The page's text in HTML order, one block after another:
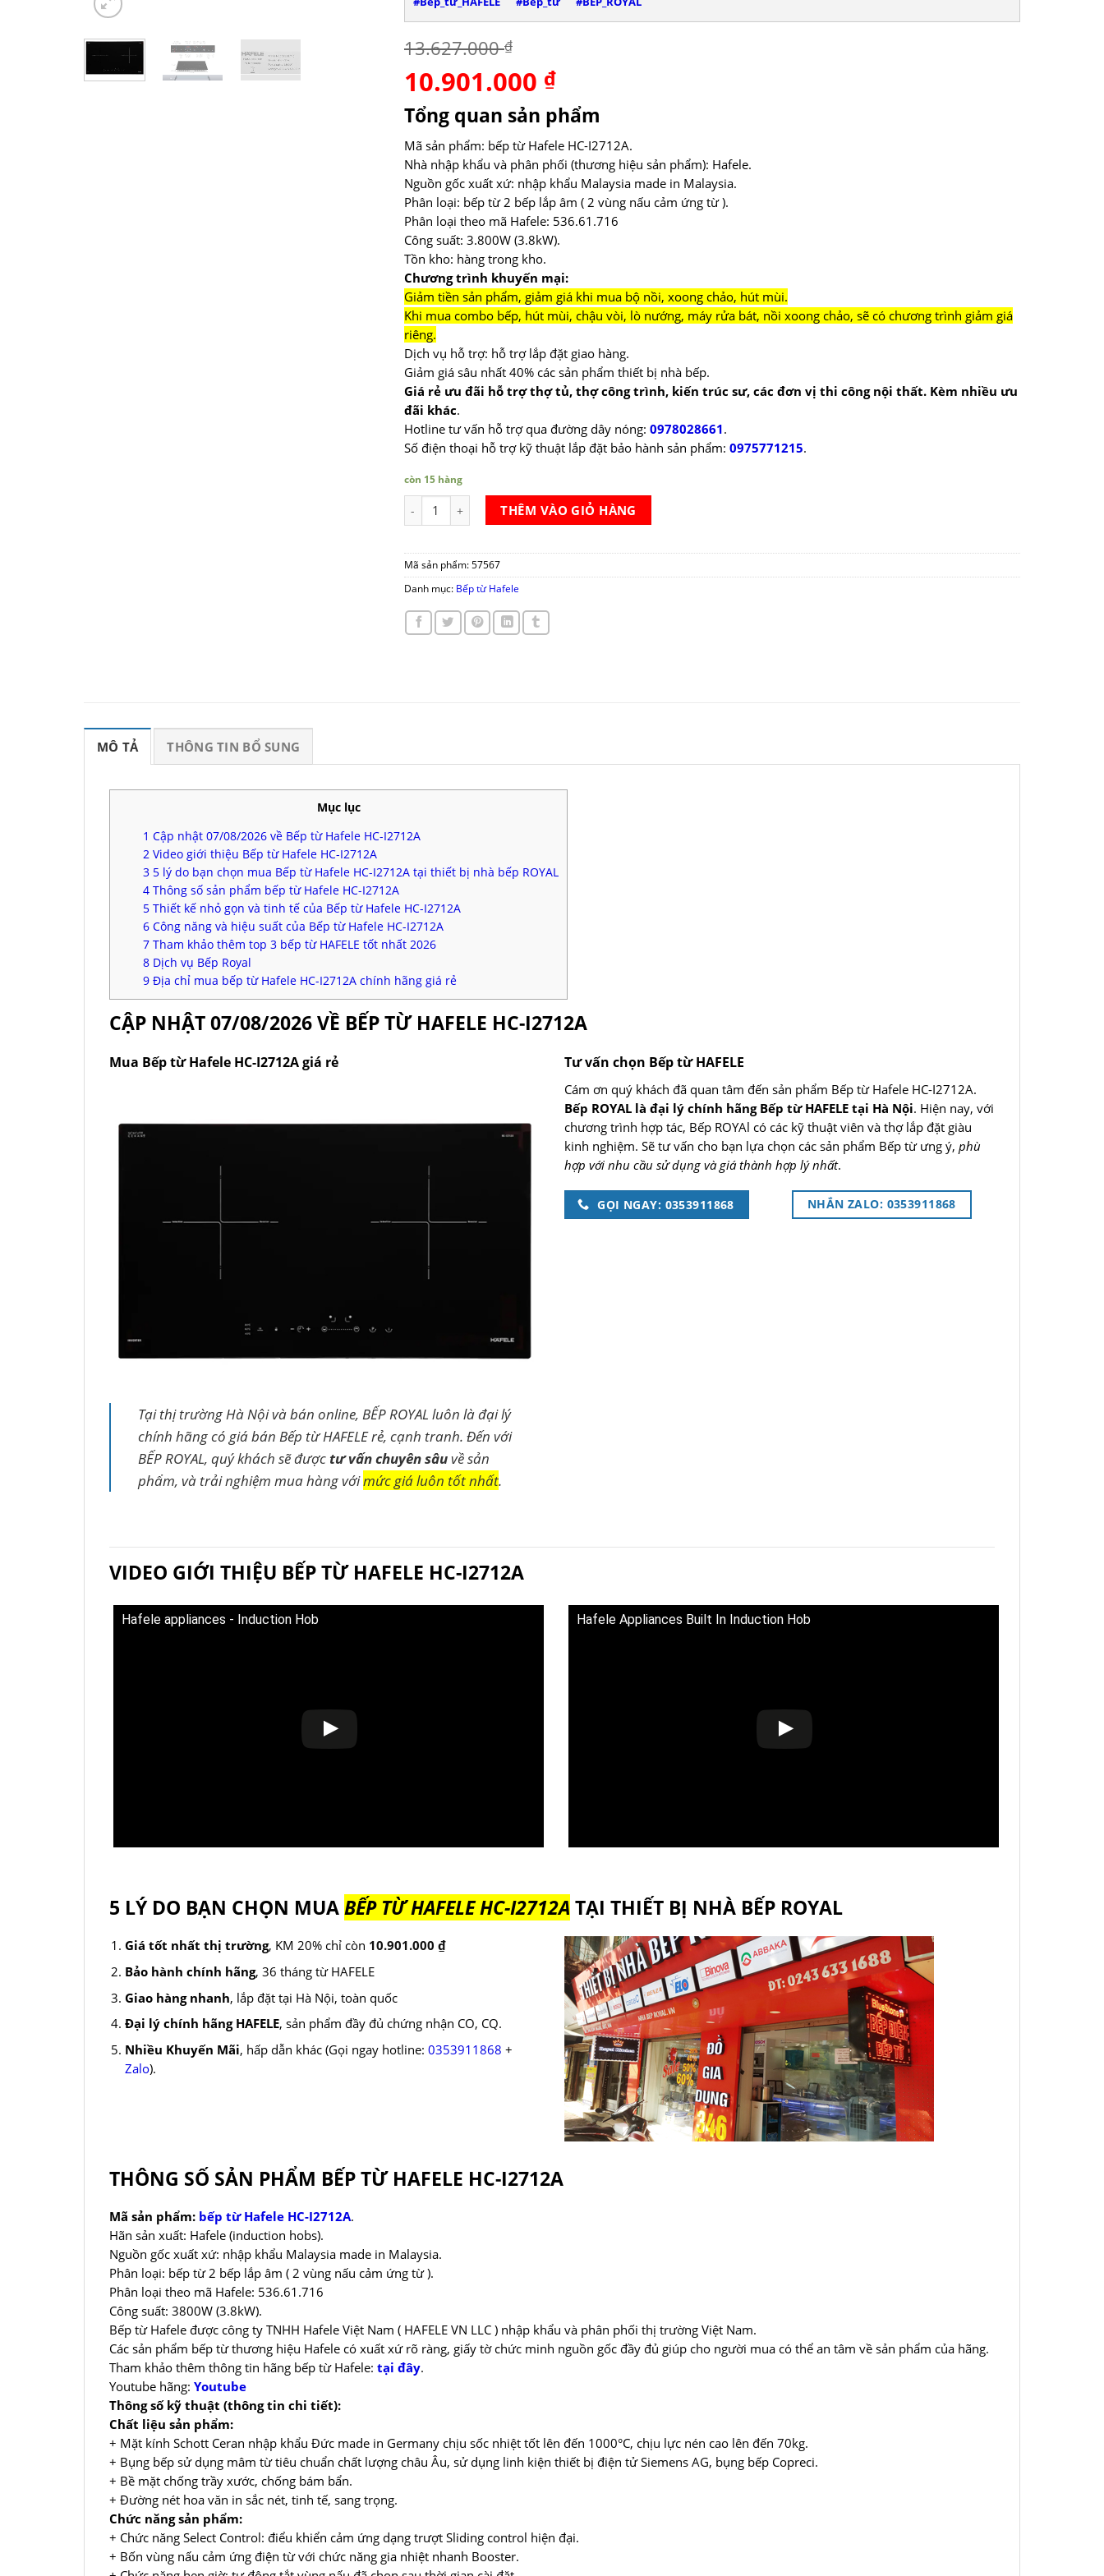
13.627.000₫
Giá
gốc
là:
13.627.000 ₫.
10.901.000 ₫Giá
tại
là:
10.901.000 ₫.
Tổng quan sản phẩm
Mã sản phẩm: bếp từ Hafele HC-I2712A.
Nhà nhập khẩu và phân phối (thương hiệu sản phẩm): Hafele.
Nguồn gốc xuất xứ: nhập khẩu Malaysia made in Malaysia.
Phân loại: bếp từ 2 bếp lắp âm ( 2 vùng nấu cảm ứng từ ).
Phân loại theo mã Hafele: 536.61.716
Công suất: 3.800W (3.8kW).
Tồn kho: hàng trong kho.
Chương trình khuyến mại:
Giảm tiền sản phẩm, giảm giá khi mua bộ nồi, xoong chảo, hút mùi.
Khi mua combo bếp, hút mùi, chậu vòi, lò nướng, máy rửa bát, nồi xoong chảo, sẽ có chương trình giảm giá
riêng.
Dịch vụ hỗ trợ: hỗ trợ lắp đặt giao hàng.
Giảm giá sâu nhất 40% các sản phẩm thiết bị nhà bếp.
Giá rẻ ưu đãi hỗ trợ thợ tủ, thợ công trình, kiến trúc sư, các đơn vị thi công nội thất. Kèm nhiều ưu
đãi khác.
Hotline tư vấn hỗ trợ qua đường dây nóng: 0978028661.
Số điện thoại hỗ trợ kỹ thuật lắp đặt bảo hành sản phẩm: 0975771215.
còn 15 hàng
Bếp từ Hafele HC-I2712A số lượng
THÊM VÀO GIỎ HÀNG
Mã sản phẩm: 57567
Danh mục: Bếp từ Hafele
MÔ TẢ THÔNG TIN BỔ SUNG
Mục lục
1 Cập nhật 07/08/2026 về Bếp từ Hafele HC-I2712A
2 Video giới thiệu Bếp từ Hafele HC-I2712A
3 5 lý do bạn chọn mua Bếp từ Hafele HC-I2712A tại thiết bị nhà bếp ROYAL
4 Thông số sản phẩm bếp từ Hafele HC-I2712A
5 Thiết kế nhỏ gọn và tinh tế của Bếp từ Hafele HC-I2712A
6 Công năng và hiệu suất của Bếp từ Hafele HC-I2712A
7 Tham khảo thêm top 3 bếp từ HAFELE tốt nhất 2026
8 Dịch vụ Bếp Royal
9 Địa chỉ mua bếp từ Hafele HC-I2712A chính hãng giá rẻ
CẬP NHẬT 07/08/2026 VỀ BẾP TỪ HAFELE HC-I2712A
Mua Bếp từ Hafele HC-I2712A giá rẻ
Tại thị trường Hà Nội và bán online, BẾP ROYAL luôn là đại lý
chính hãng có giá bán Bếp từ HAFELE rẻ, cạnh tranh. Đến với
BẾP ROYAL, quý khách sẽ đượctư vấn chuyên sâuvề sản
phẩm, và trải nghiệm mua hàng vớimức giá luôn tốt nhất.
Tư vấn chọn Bếp từ HAFELE
Cám ơn quý khách đã quan tâm đến sản phẩm Bếp từ Hafele HC-I2712A.
Bếp ROYAL là đại lý chính hãng Bếp từ HAFELE tại Hà Nội. Hiện nay, với
chương trình hợp tác, Bếp ROYAl có các kỹ thuật viên và thợ lắp đặt giàu
kinh nghiệm. Sẽ tư vấn cho bạn lựa chọn các sản phẩm Bếp từ ưng ý, phù
hợp với nhu cầu sử dụng và giá thành hợp lý nhất.
GỌI NGAY: 0353911868 NHẮN ZALO: 0353911868
VIDEO GIỚI THIỆU BẾP TỪ HAFELE HC-I2712A
Hafele appliances - Induction Hob Hafele Appliances Built In Induction Hob
5 LÝ DO BẠN CHỌN MUABẾP TỪ HAFELE HC-I2712A TẠI THIẾT BỊ NHÀ BẾP ROYAL
Giá tốt nhất thị trường, KM 20% chỉ còn 10.901.000 ₫
Bảo hành chính hãng, 36 tháng từ HAFELE
Giao hàng nhanh, lắp đặt tại Hà Nội, toàn quốc
Đại lý chính hãng HAFELE, sản phẩm đầy đủ chứng nhận CO, CQ.
Nhiều Khuyến Mãi, hấp dẫn khác (Gọi ngay hotline: 0353911868 +
Zalo).
THÔNG SỐ SẢN PHẨM BẾP TỪ HAFELE HC-I2712A
Mã sản phẩm: bếp từ Hafele HC-I2712A.
Hãn sản xuất: Hafele (induction hobs).
Nguồn gốc xuất xứ: nhập khẩu Malaysia made in Malaysia.
Phân loại: bếp từ 2 bếp lắp âm ( 2 vùng nấu cảm ứng từ ).
Phân loại theo mã Hafele: 536.61.716
Công suất: 3800W (3.8kW).
Bếp từ Hafele được công ty TNHH Hafele Việt Nam ( HAFELE VN LLC ) nhập khẩu và phân phối thị trường Việt Nam.
Các sản phẩm bếp từ thương hiệu Hafele có xuất xứ rõ ràng, giấy tờ chức minh nguồn gốc đầy đủ giúp cho người mua có thể an tâm về sản phẩm của hãng.
Tham khảo thêm thông tin hãng bếp từ Hafele: tại đây.
Youtube hãng: Youtube
Thông số kỹ thuật (thông tin chi tiết):
Chất liệu sản phẩm:
+ Mặt kính Schott Ceran nhập khẩu Đức made in Germany chịu sốc nhiệt tốt lên đến 1000°C, chịu lực nén cao lên đến 70kg.
+ Bụng bếp sử dụng mâm từ tiêu chuẩn chất lượng châu Âu, sử dụng linh kiện thiết bị điện tử Siemens AG, bụng bếp Copreci.
+ Bề mặt chống trầy xước, chống bám bẩn.
+ Đường nét hoa văn in sắc nét, tinh tế, sang trọng.
Chức năng sản phẩm:
+ Chức năng Select Control: điểu khiển cảm ứng dạng trượt Sliding control hiện đại.
+ Bốn vùng nấu cảm ứng điện từ với chức năng gia nhiệt nhanh Booster.